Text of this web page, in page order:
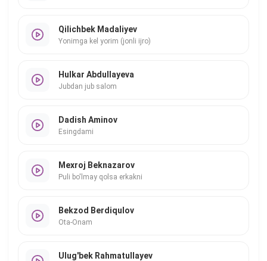
Qilichbek Madaliyev
Yonimga kel yorim (jonli ijro)
Hulkar Abdullayeva
Jubdan jub salom
Dadish Aminov
Esingdami
Mexroj Beknazarov
Puli bo'lmay qolsa erkakni
Bekzod Berdiqulov
Ota-Onam
Ulug'bek Rahmatullayev